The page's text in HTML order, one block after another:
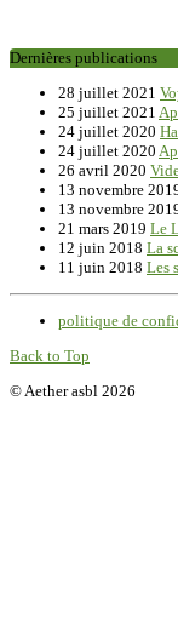
Dernières publications
28 juillet 2021
25 juillet 2021
24 juillet 2020
24 juillet 2020
26 avril 2020
13 novembre
13 novembre
21 mars 2019 Le
12 juin 2018 La
11 juin 2018 Les
politique de
Back to Top
© Aether asbl 2026